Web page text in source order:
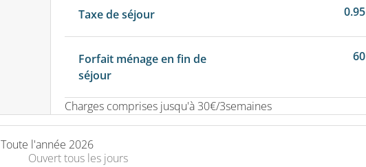
Taxe de séjour 0.95
Forfait ménage en fin de
séjour
60
Charges comprises jusqu'à 30€/3semaines
Toute l'année 2026
Ouverttous les jours